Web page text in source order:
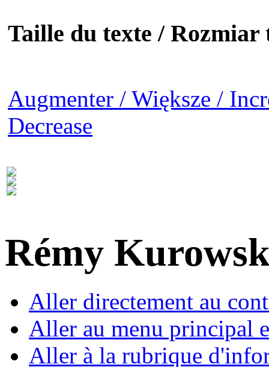
Taille du texte / Rozmiar
Augmenter / Większe /
Decrease
Rémy
Aller directement au
Aller au menu principal
Aller à la rubrique